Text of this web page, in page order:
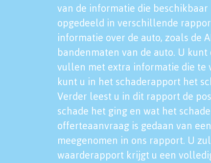
van de informatie die
opgedeeld in verschillende
informatie over de auto, zoals de
bandenmaten van de auto. U
vullen met extra informatie die te
kunt u in het schaderapport het
Verder leest u in dit rapport de
schade het ging en wat het
offerteaanvraag is gedaan van
meegenomen in ons rapport. U
waarderapport krijgt u een